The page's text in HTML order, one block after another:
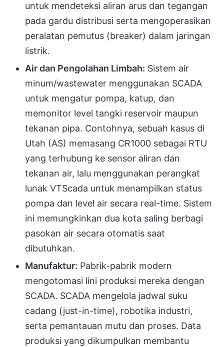
untuk mendeteksi aliran arus dan tegangan
pada gardu distribusi serta mengoperasikan
peralatan pemutus (breaker) dalam jaringan
listrik.
Air dan Pengolahan Limbah: Sistem air
minum/wastewater menggunakan SCADA
untuk mengatur pompa, katup, dan
memonitor level tangki reservoir maupun
tekanan pipa. Contohnya, sebuah kasus di
Utah (AS) memasang CR1000 sebagai RTU
yang terhubung ke sensor aliran dan
tekanan air, lalu menggunakan perangkat
lunak VTScada untuk menampilkan status
pompa dan level air secara real-time. Sistem
ini memungkinkan dua kota saling berbagi
pasokan air secara otomatis saat
dibutuhkan.
Manufaktur: Pabrik-pabrik modern
mengotomasi lini produksi mereka dengan
SCADA. SCADA mengelola jadwal suku
cadang (just-in-time), robotika industri,
serta pemantauan mutu dan proses. Data
produksi yang dikumpulkan membantu